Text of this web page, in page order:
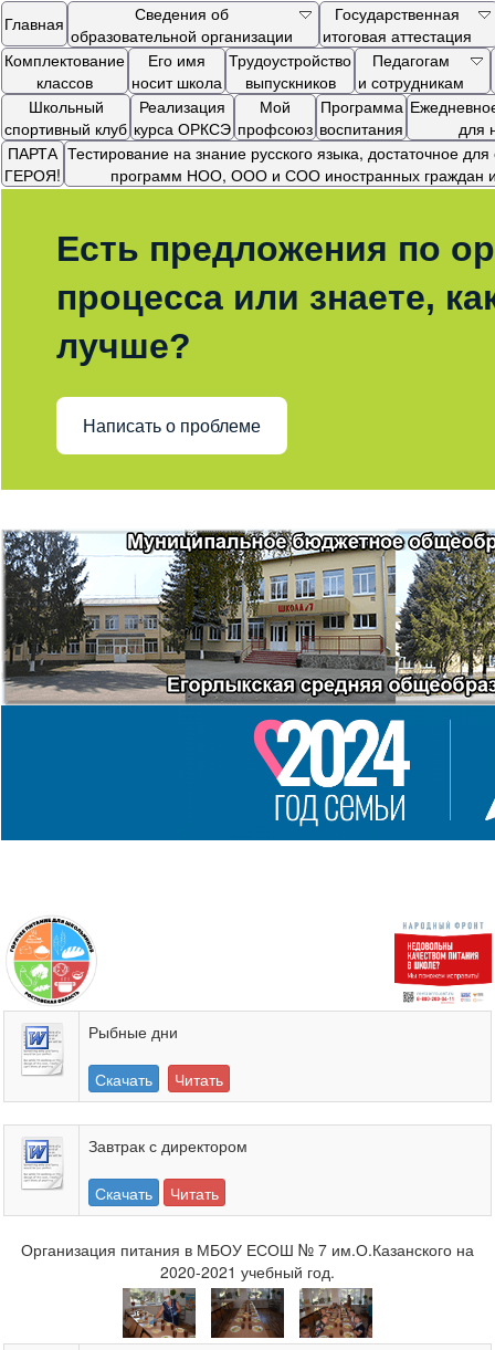
Главная
Сведения об
образовательной организации
Государственная
итоговая аттестация
Комплектование
классов
Его имя
носит школа
Трудоустройство
выпускников
Педагогам
и сотрудникам
Школьный
спортивный клуб
Реализация
курса ОРКСЭ
Мой
профсоюз
Программа
воспитания
для
ПАРТА
ГЕРОЯ!
Тестирование на знание русского языка, достаточное
программ НОО, ООО и СОО иностранных граждан и
Есть предложения по
процесса или знаете,
лучше?
Написать о проблеме
Рыбные дни
Скачать Читать
Завтрак с директором
Скачать Читать
Организация питания в МБОУ ЕСОШ № 7 им.О.Казанского на
2020-2021 учебный год.